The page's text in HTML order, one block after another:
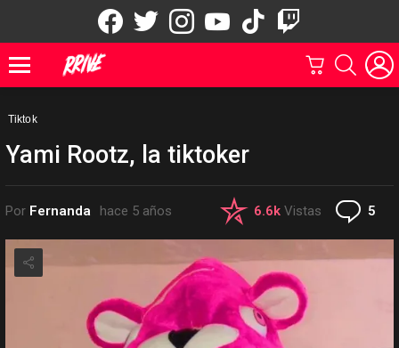
CARRITOBUSCAR
Tiktok
Yami Rootz, la tiktoker
Por Fernanda hace 5 años 6.6k Vistas 5